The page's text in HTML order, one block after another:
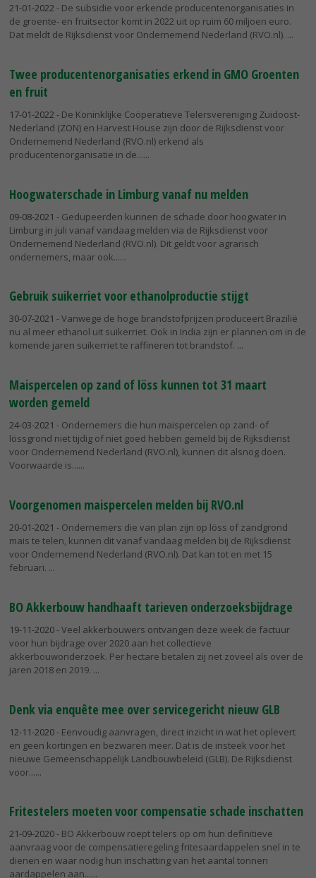
21-01-2022 - De subsidie voor erkende producentenorganisaties in
de groente- en fruitsector komt in 2022 uit op ruim 60 miljoen euro.
Dat meldt de Rijksdienst voor Ondernemend Nederland (RVO.nl).
Twee producentenorganisaties erkend in GMO Groenten
en fruit
17-01-2022 - De Koninklijke Coöperatieve Telersvereniging Zuidoost-
Nederland (ZON) en Harvest House zijn door de Rijksdienst voor
Ondernemend Nederland (RVO.nl) erkend als
producentenorganisatie in de...
Hoogwaterschade in Limburg vanaf nu melden
09-08-2021 - Gedupeerden kunnen de schade door hoogwater in
Limburg in juli vanaf vandaag melden via de Rijksdienst voor
Ondernemend Nederland (RVO.nl). Dit geldt voor agrarisch
ondernemers, maar ook...
Gebruik suikerriet voor ethanolproductie stijgt
30-07-2021 - Vanwege de hoge brandstofprijzen produceert Brazilië
nu al meer ethanol uit suikerriet. Ook in India zijn er plannen om in de
komende jaren suikerriet te raffineren tot brandstof.
Maispercelen op zand of löss kunnen tot 31 maart
worden gemeld
24-03-2021 - Ondernemers die hun maispercelen op zand- of
lössgrond niet tijdig of niet goed hebben gemeld bij de Rijksdienst
voor Ondernemend Nederland (RVO.nl), kunnen dit alsnog doen.
Voorwaarde is...
Voorgenomen maispercelen melden bij RVO.nl
20-01-2021 - Ondernemers die van plan zijn op löss of zandgrond
mais te telen, kunnen dit vanaf vandaag melden bij de Rijksdienst
voor Ondernemend Nederland (RVO.nl). Dat kan tot en met 15
februari.
BO Akkerbouw handhaaft tarieven onderzoeksbijdrage
19-11-2020- Veel akkerbouwers ontvangen deze week de factuur
voor hun bijdrage over 2020 aan het collectieve
akkerbouwonderzoek. Per hectare betalen zij net zoveel als over de
jaren 2018 en 2019.
Denk via enquête mee over servicegericht nieuw GLB
12-11-2020- Eenvoudig aanvragen, direct inzicht in wat het oplevert
en geen kortingen en bezwaren meer. Dat is de insteek voor het
nieuwe Gemeenschappelijk Landbouwbeleid (GLB). De Rijksdienst
voor...
Fritestelers moeten voor compensatie schade inschatten
21-09-2020- BO Akkerbouw roept telers op om hun definitieve
aanvraag voor de compensatieregeling fritesaardappelen snel in te
dienen en waar nodig hun inschatting van het aantal tonnen
aardappelen aan...